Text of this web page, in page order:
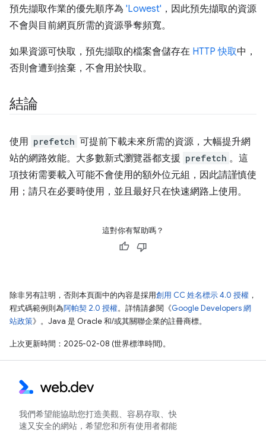
預先擷取作業的優先順序為 'Lowest' ，因此預先擷取的資源
不會與目前網頁所需的資源爭奪頻寬。
如果資源可快取，預先擷取的檔案會儲存在 HTTP 快取中，
否則會遭到捨棄，不會用於快取。
結論
使用 prefetch 可提前下載未來所需的資源，大幅提升網
站的網路效能。大多數新式瀏覽器都支援 prefetch 。這
項技術需要載入可能不會使用的額外位元組，因此請謹慎使
用；請只在必要時使用，並且最好只在快速網路上使用。
這對你有幫助嗎？
除非另有註明，否則本頁面中的內容是採用創用 CC 姓名標示 4.0 授權 ，
程式碼範例則為阿帕契 2.0 授權。詳情請參閱《Google Developers 網
站政策》。Java 是 Oracle 和/或其關聯企業的註冊商標。
上次更新時間：2025-02-08 (世界標準時間)。
我們希望能協助您打造美觀、容易存取、快
速又安全的網站，希望您和所有使用者都能